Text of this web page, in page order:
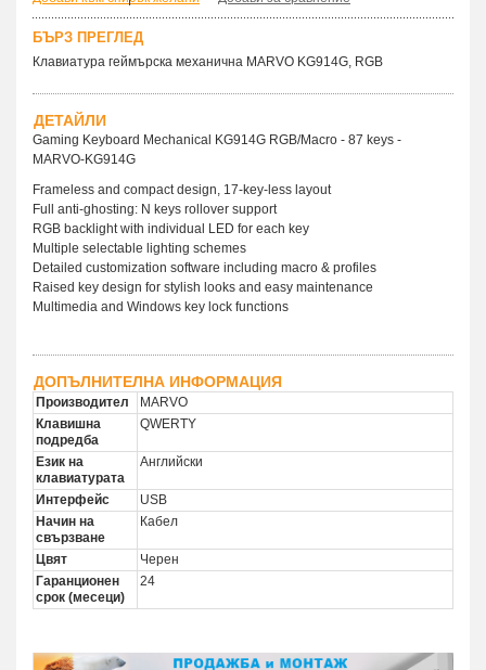
БЪРЗ ПРЕГЛЕД
Клавиатура геймърска механична MARVO KG914G, RGB
ДЕТАЙЛИ
Gaming Keyboard Mechanical KG914G RGB/Macro - 87 keys -
MARVO-KG914G
Frameless and compact design, 17-key-less layout
Full anti-ghosting: N keys rollover support
RGB backlight with individual LED for each key
Multiple selectable lighting schemes
Detailed customization software including macro & profiles
Raised key design for stylish looks and easy maintenance
Multimedia and Windows key lock functions
ДОПЪЛНИТЕЛНА ИНФОРМАЦИЯ
Производител
MARVO
Клавишна
подредба
QWERTY
Език на
клавиатурата
Английски
Интерфейс
USB
Начин на
свързване
Кабел
Цвят
Черен
Гаранционен
срок (месеци)
24